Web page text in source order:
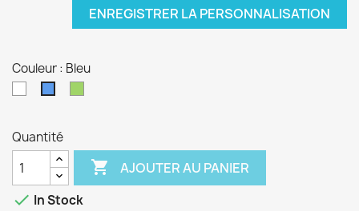
ENREGISTRER LA PERSONNALISATION
Couleur : Bleu
Quantité
 AJOUTER AU PANIER
 In Stock